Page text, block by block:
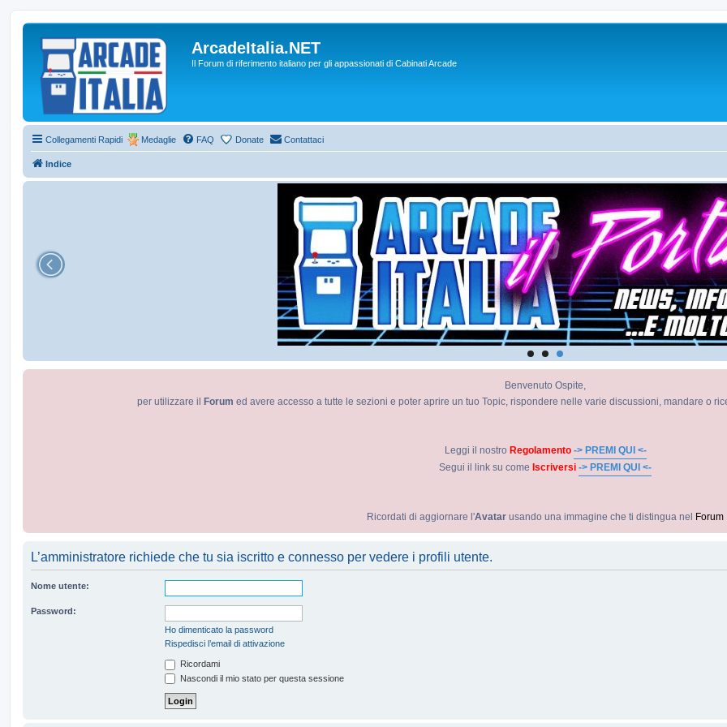
ArcadeItalia.NET
Il Forum di riferimento italiano per gli appassionati di Cabinati Arcade
Collegamenti Rapidi Medaglie FAQ Donate Contattaci
Indice
Benvenuto Ospite,
per utilizzare il
Forum ed avere accesso a tutte le sezioni e poter aprire un tuo Topic, rispondere nelle varie discussioni, mandare o
Leggi il nostro Regolamento -> PREMI QUI <-
Segui il link su come Iscriversi -> PREMI QUI <-
Ricordati di aggiornare l'Avatar usando una immagine che ti distingua nel Forum
L’amministratore richiede che tu sia iscritto e connesso per vedere i profili utente.
Nome utente:
Password:
Ho dimenticato la password
Rispedisci l’email di attivazione
Ricordami
Nascondi il mio stato per questa sessione